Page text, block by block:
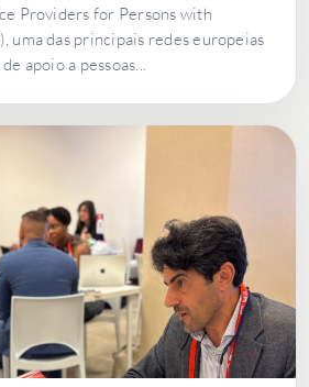
Providers for Persons with
uma das principais redes europeias
apoio a pessoas...